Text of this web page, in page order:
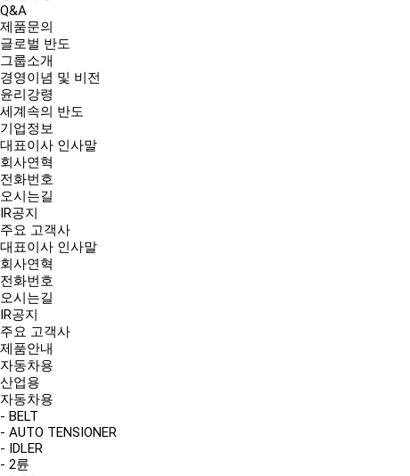
Q&A
제품문의
글로벌 반도
그룹소개
경영이념 및 비전
윤리강령
세계속의 반도
기업정보
대표이사 인사말
회사연혁
전화번호
오시는길
IR공지
주요 고객사
대표이사 인사말
회사연혁
전화번호
오시는길
IR공지
주요 고객사
제품안내
자동차용
산업용
자동차용
- BELT
- AUTO TENSIONER
- IDLER
- 2륜